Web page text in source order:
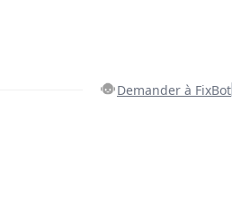
Demander à FixBot